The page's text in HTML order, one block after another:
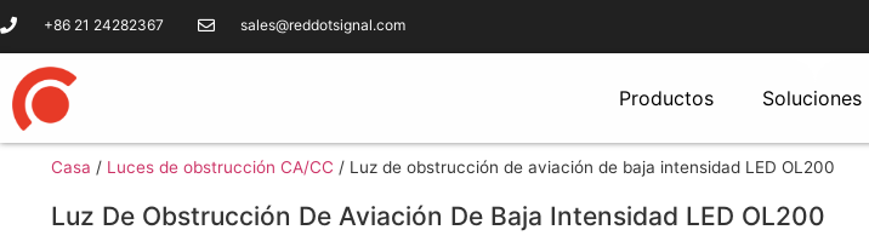
+86 21 24282367 sales@reddotsignal.com
Productos Soluciones
Casa / Luces de obstrucción CA/CC / Luz de obstrucción de aviación de baja intensidad LED OL200
Luz De Obstrucción De Aviación De Baja Intensidad LED OL200